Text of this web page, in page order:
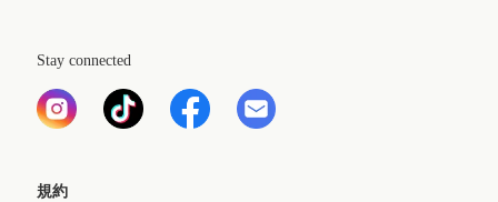
Stay connected
規約